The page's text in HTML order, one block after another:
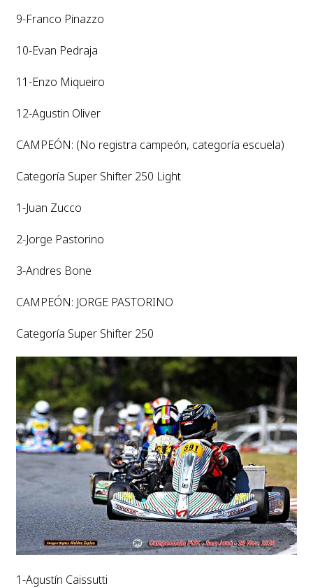
9-Franco Pinazzo
10-Evan Pedraja
11-Enzo Miqueiro
12-Agustin Oliver
CAMPEÓN: (No registra campeón, categoría escuela)
Categoría Super Shifter 250 Light
1-Juan Zucco
2-Jorge Pastorino
3-Andres Bone
CAMPEÓN: JORGE PASTORINO
Categoría Super Shifter 250
1-Agustín Caissutti